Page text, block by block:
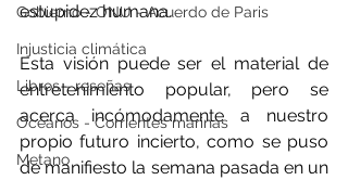
Gobierno - ONU - Acuerdo de Paris
Injusticia climática
Libros - reseñas
Océanos - Corrientes marinas
Metano
estupidez humana.
Esta visión puede ser el material de
entretenimiento popular, pero se
acerca incómodamente a nuestro
propio futuro incierto, como se puso
de manifiesto la semana pasada en un